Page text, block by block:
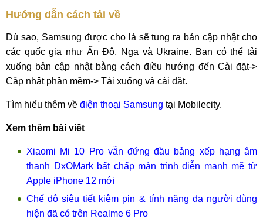
Hướng dẫn cách tải về
Dù sao, Samsung được cho là sẽ tung ra bản cập nhật cho
các quốc gia như Ấn Độ, Nga và Ukraine. Bạn có thể tải
xuống bản cập nhật bằng cách điều hướng đến Cài đặt->
Cập nhật phần mềm-> Tải xuống và cài đặt.
Tìm hiểu thêm về điện thoại Samsung tại Mobilecity.
Xem thêm bài viết
Xiaomi Mi 10 Pro vẫn đứng đầu bảng xếp hạng âm
thanh DxOMark bất chấp màn trình diễn mạnh mẽ từ
Apple iPhone 12 mới
Chế độ siêu tiết kiệm pin & tính năng đa người dùng
hiện đã có trên Realme 6 Pro